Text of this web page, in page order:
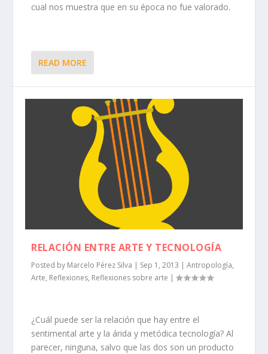
cual nos muestra que en su época no fue valorado.
READ MORE
RELACIÓN ENTRE ARTE Y TECNOLOGÍA
Posted by Marcelo Pérez Silva | Sep 1, 2013 |Antropología,
Arte, Reflexiones, Reflexiones sobre arte |
¿Cuál puede ser la relación que hay entre el
sentimental arte y la árida y metódica tecnología? Al
parecer, ninguna, salvo que las dos son un producto